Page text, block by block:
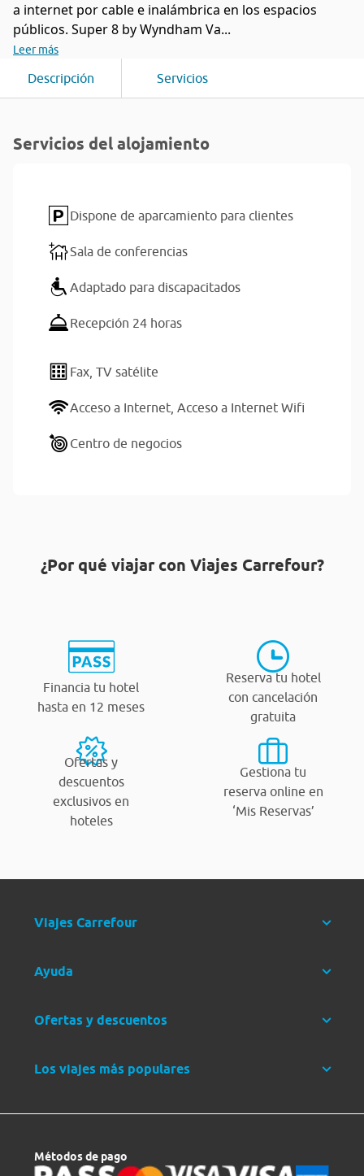
a internet por cable e inalámbrica en los espacios
públicos. Super 8 by Wyndham Va...
Leer más
Descripción Servicios
Servicios del alojamiento
Dispone de aparcamiento para clientes
Sala de conferencias
Adaptado para discapacitados
Recepción 24 horas
Fax, TV satélite
Acceso a Internet, Acceso a Internet Wifi
Centro de negocios
¿Por qué viajar con Viajes Carrefour?
Financia tu hotel
hasta en 12 meses
Reserva tu hotel
con cancelación
gratuita
Ofertas y
descuentos
exclusivos en
hoteles
Gestiona tu
reserva online en
‘Mis Reservas’
Viajes Carrefour
Ayuda
Ofertas y descuentos
Los viajes más populares
Métodos de pago